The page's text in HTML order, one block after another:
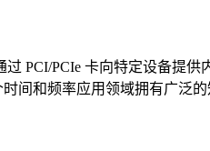
PCI/PCIe 卡向特定设备提供
间和频率应用领域拥有广泛的